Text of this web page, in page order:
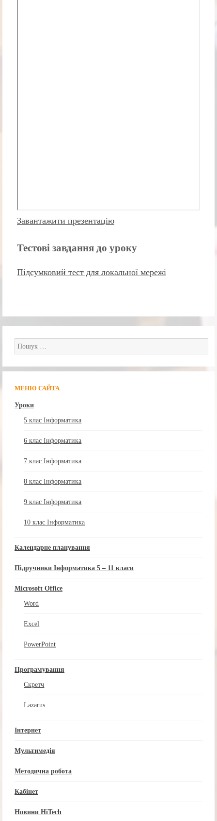
Завантажити презентацію
Тестові завдання до уроку
Підсумковий тест для локальної мережі
Пошук:
МЕНЮ САЙТА
Уроки
5 клас Інформатика
6 клас Інформатика
7 клас Інформатика
8 клас Інформатика
9 клас Інформатика
10 клас Інформатика
Календарне планування
Підручники Інформатика 5 – 11 класи
Microsoft Office
Word
Excel
PowerPoint
Програмування
Скретч
Lazarus
Інтернет
Мультимедія
Методична робота
Кабінет
Новини HiTech